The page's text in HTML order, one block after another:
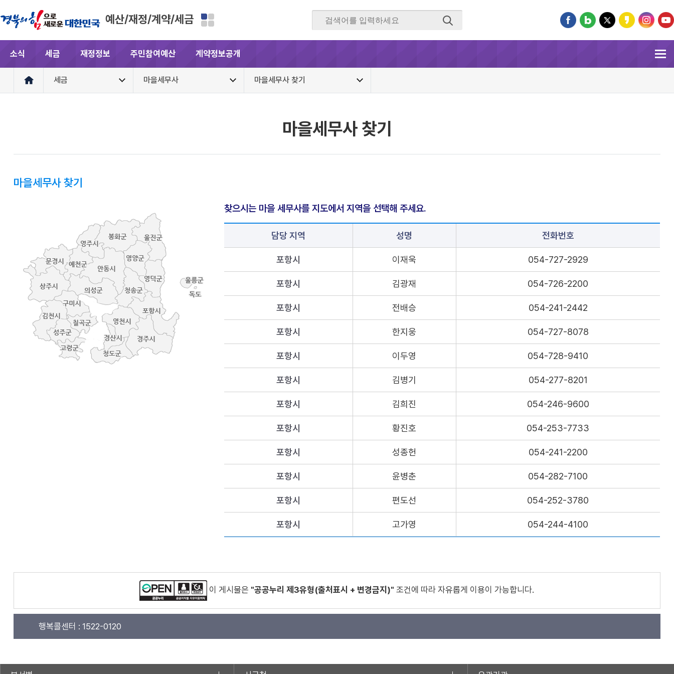
예산/재정/계약/세금
소식 세금 재정정보 주민참여예산 계약정보공개
세금 마을세무사 마을세무사 찾기
마을세무사 찾기
마을세무사 찾기
찾으시는 마을 세무사를 지도에서 지역을 선택해 주세요.
담당 지역 성명 전화번호
포항시 이재욱 054-727-2929
포항시 김광재 054-726-2200
포항시 전배승 054-241-2442
포항시 한지웅 054-727-8078
포항시 이두영 054-728-9410
포항시 김병기 054-277-8201
포항시 김희진 054-246-9600
포항시 황진호 054-253-7733
포항시 성종헌 054-241-2200
포항시 윤병춘 054-282-7100
포항시 편도선 054-252-3780
포항시 고가영 054-244-4100
이 게시물은 "공공누리 제3유형(출처표시 + 변경금지)" 조건에 따라 자유롭게 이용이 가능합니다.
행복콜센터 : 1522-0120